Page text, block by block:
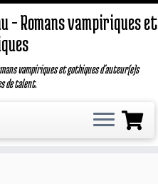
– Romans vampiriques et
vampiriques et gothiques d'auteur(e)s
de talent.